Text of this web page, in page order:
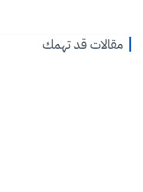
مقالات قد تهمك